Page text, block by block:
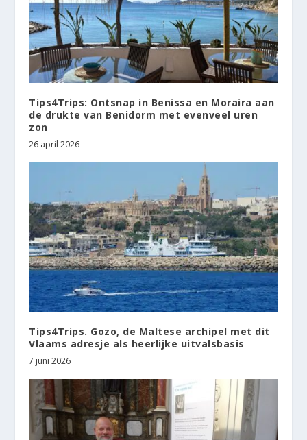
Tips4Trips: Ontsnap in Benissa en Moraira aan
de drukte van Benidorm met evenveel uren
zon
26 april 2026
Tips4Trips. Gozo, de Maltese archipel met dit
Vlaams adresje als heerlijke uitvalsbasis
7 juni 2026